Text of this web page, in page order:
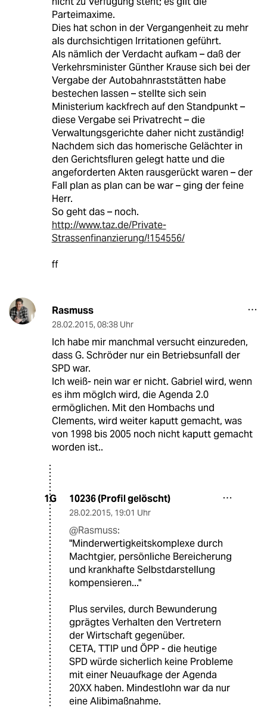
Parteimaxime.
Dies hat schon in der Vergangenheit zu mehr
als durchsichtigen Irritationen geführt.
Als nämlich der Verdacht aufkam – daß der
Verkehrsminister Günther Krause sich bei der
Vergabe der Autobahnraststätten habe
bestechen lassen – stellte sich sein
Ministerium kackfrech auf den Standpunkt –
diese Vergabe sei Privatrecht – die
Verwaltungsgerichte daher nicht zuständig!
Nachdem sich das homerische Gelächter in
den Gerichtsfluren gelegt hatte und die
angeforderten Akten rausgerückt waren – der
Fall plan as plan can be war – ging der feine
Herr.
So geht das – noch.
http://www.taz.de/Private-
Strassenfinanzierung/!154556/
ff
Rasmuss
28.02.2015, 08:38 Uhr
Ich habe mir manchmal versucht einzureden,
dass G. Schröder nur ein Betriebsunfall der
SPD war.
Ich weiß- nein war er nicht. Gabriel wird, wenn
es ihm möglch wird, die Agenda 2.0
ermöglichen. Mit den Hombachs und
Clements, wird weiter kaputt gemacht, was
von 1998 bis 2005 noch nicht kaputt gemacht
worden ist..
1G 10236 (Profil gelöscht)
28.02.2015, 19:01 Uhr
@Rasmuss:
"Minderwertigkeitskomplexe durch
Machtgier, persönliche Bereicherung
und krankhafte Selbstdarstellung
kompensieren..."
Plus serviles, durch Bewunderung
gprägtes Verhalten den Vertretern
der Wirtschaft gegenüber.
CETA, TTIP und ÖPP - die heutige
SPD würde sicherlich keine Probleme
mit einer Neuaufkage der Agenda
20XX haben. Mindestlohn war da nur
eine Alibimaßnahme.